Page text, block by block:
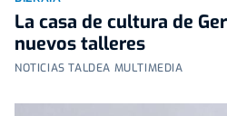
La casa de cultura de
nuevos talleres
NOTICIAS TALDEA MULTIMEDIA